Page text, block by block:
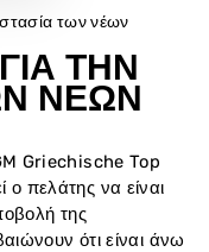
των νέων
ΤΗΝ
ΝΈΩΝ
Griechische Top
ο πελάτης να είναι
της
ότι είναι άνω